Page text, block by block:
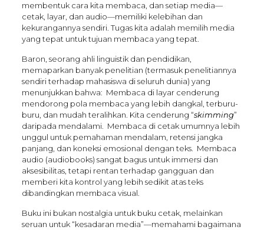
membentuk cara kita membaca, dan setiap media—
cetak, layar, dan audio—memiliki kelebihan dan
kekurangannya sendiri. Tugas kita adalah memilih media
yang tepat untuk tujuan membaca yang tepat.
Baron, seorang ahli linguistik dan pendidikan,
memaparkan banyak penelitian (termasuk penelitiannya
sendiri terhadap mahasiswa di seluruh dunia) yang
menunjukkan bahwa: Membaca di layar cenderung
mendorong pola membaca yang lebih dangkal, terburu-
buru, dan mudah teralihkan. Kita cenderung “skimming”
daripada mendalami. Membaca di cetak umumnya lebih
unggul untuk pemahaman mendalam, retensi jangka
panjang, dan koneksi emosional dengan teks. Membaca
audio (audiobooks) sangat bagus untuk immersi dan
aksesibilitas, tetapi rentan terhadap gangguan dan
memberi kita kontrol yang lebih sedikit atas teks
dibandingkan membaca visual.
Buku ini bukan nostalgia untuk buku cetak, melainkan
seruan untuk “kesadaran media”—memahami bagaimana